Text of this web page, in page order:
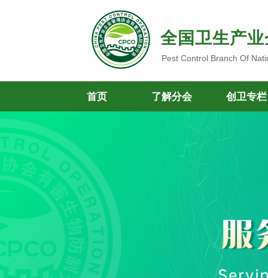
全国卫生产
Pest Control Branch Of
首页 了解分会 创卫专栏